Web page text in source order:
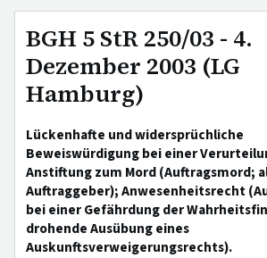
BGH 5 StR 250/03 - 4.
Dezember 2003 (LG
Hamburg)
Lückenhafte und widersprüchliche
Beweiswürdigung bei einer
Anstiftung zum Mord (Auftragsmord;
Auftraggeber); Anwesenheitsrecht
bei einer Gefährdung der
drohende Ausübung eines
Auskunftsverweigerungsrechts).